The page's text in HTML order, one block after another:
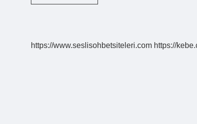
Otu
https://www.seslisohbetsiteleri.com https://